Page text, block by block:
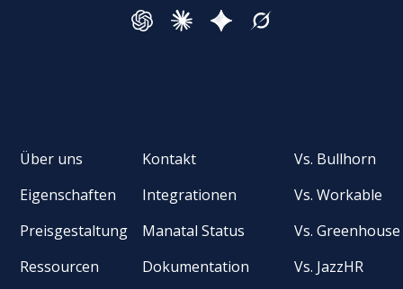
Über uns
Eigenschaften
Preisgestaltung
Ressourcen
Kontakt
Integrationen
Manatal Status
Dokumentation
Vs. Bullhorn
Vs. Workable
Vs. Greenhouse
Vs. JazzHR